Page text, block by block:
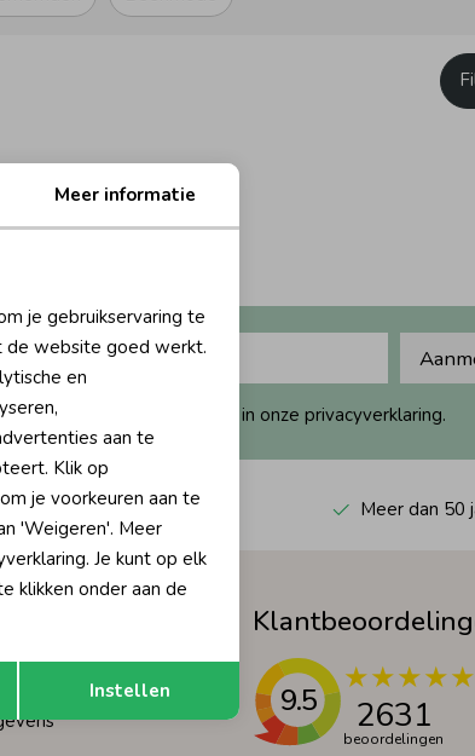
je data omgaan? Bekijk dit in onze privacyverklaring.
scoren een 9,4 op Kiyoh Meer dan 50
9.5 2631
beoordelingen
cookies
Opslaan
Meer informatie
je gebruikservaring te
de website goed werkt.
en
aan te
Klik op
je voorkeuren aan te
'Weigeren'. Meer
Je kunt op elk
klikken onder aan de
Instellen